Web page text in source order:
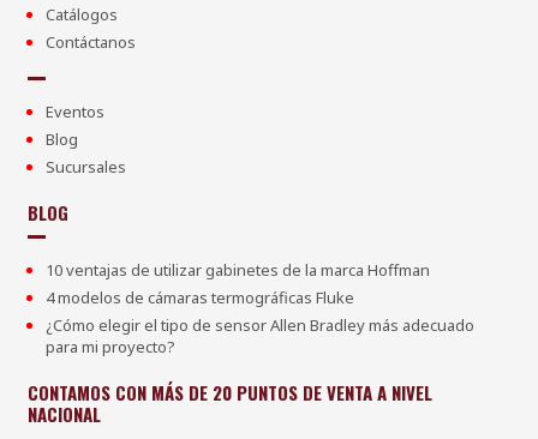
Catálogos
Contáctanos
Eventos
Blog
Sucursales
BLOG
10 ventajas de utilizar gabinetes de la marca Hoffman
4 modelos de cámaras termográficas Fluke
¿Cómo elegir el tipo de sensor Allen Bradley más adecuado
para mi proyecto?
CONTAMOS CON MÁS DE 20 PUNTOS DE VENTA A NIVEL
NACIONAL